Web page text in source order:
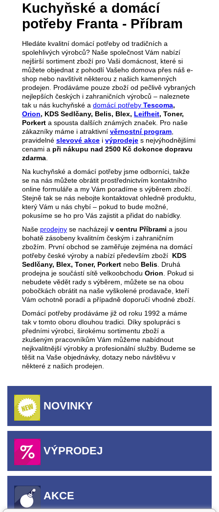
Kuchyňské a domácí
potřeby Franta - Příbram
Hledáte kvalitní domácí potřeby od tradičních a
spolehlivých výrobců? Naše společnost Vám nabízí
nejširší sortiment zboží pro Vaši domácnost, které si
můžete objednat z pohodlí Vašeho domova přes náš e-
shop nebo navštívit některou z našich kamenných
prodejen. Prodáváme pouze zboží od pečlivě vybraných
nejlepších českých i zahraničních výrobců – naleznete
tak u nás kuchyňské a domácí potřeby Tescoma,
Orion, KDS Sedlčany, Belis, Blex, Leifheit, Toner,
Porkert a spousta dalších známých značek. Pro naše
zákazníky máme i atraktivní věrnostní program
pravidelné slevové akce i výprodeje s nejvýhodnějšími
cenami a při nákupu nad 2500 Kč dokonce dopravu
zdarma
Na kuchyňské a domácí potřeby jsme odborníci, takže
se na nás můžete obrátit prostřednictvím kontaktního
online formuláře a my Vám poradíme s výběrem zboží.
Stejně tak se nás nebojte kontaktovat ohledně produktu,
který Vám u nás chybí – pokud to bude možné,
pokusíme se ho pro Vás zajistit a přidat do nabídky.
Naše prodejny se nacházejí v centru Příbrami a jsou
bohatě zásobeny kvalitním českým i zahraničním
zbožím. První obchod se zaměřuje zejména na domácí
potřeby české výroby a nabízí především zboží KDS
Sedlčany, Blex, Toner, Porkert nebo Belis . Druhá
prodejna je součástí sítě velkoobchodu Orion . Pokud si
nebudete vědět rady s výběrem, můžete se na obou
pobočkách obrátit na naše vyškolené prodavače, kteří
Vám ochotně poradí a případně doporučí vhodné zboží.
Domácí potřeby prodáváme již od roku 1992 a máme
tak v tomto oboru dlouhou tradici. Díky spolupráci s
předními výrobci, širokému sortimentu zboží a
zkušeným pracovníkům Vám můžeme nabídnout
nejkvalitnější výrobky a profesionální služby. Budeme se
těšit na Vaše objednávky, dotazy nebo návštěvu v
některé z našich prodejen.
NOVINKY
VÝPRODEJ
AKCE